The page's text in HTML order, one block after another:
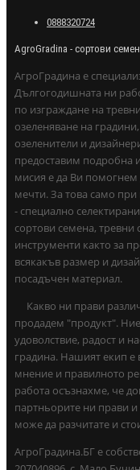
0888320724
AgroGradina - сортови
АгроГрадина е
Дългогодишната ни
по изграждане на
озеленяване на
озеленители и
предоставим подробна
мисия е да Ви помогнем
мечти. За това само
- специално
сортови семена, тревни
инструменти както за
всякакъв размер и
посадъчен материал.
Какво ни прави
продадем "продукт".
удоволствие, радост и
градина. Нашият екип е
мнение и правилното
работа осъзнахме, че
партньорите ни прави
може да разчитате и
АгроГрадина.БГ е